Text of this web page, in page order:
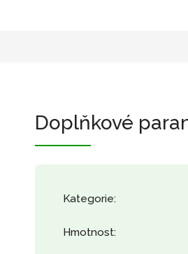
Doplňkové
Kategorie:
Hmotnost: